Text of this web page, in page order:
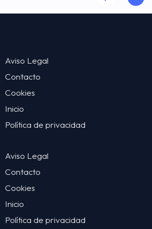
Aviso Legal
Contacto
Cookies
Inicio
Política de privacidad
Aviso Legal
Contacto
Cookies
Inicio
Política de privacidad